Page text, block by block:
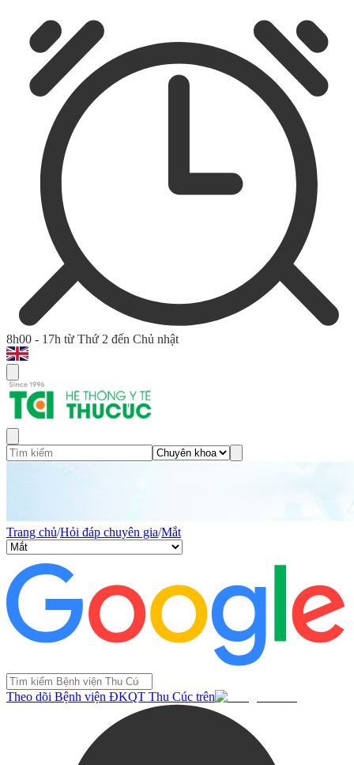
8h00 - 17h từ Thứ 2 đến Chủ nhật
Trang chủ/Hỏi đáp chuyên gia/Mắt
Theo dõi Bệnh viện ĐKQT Thu Cúc trên